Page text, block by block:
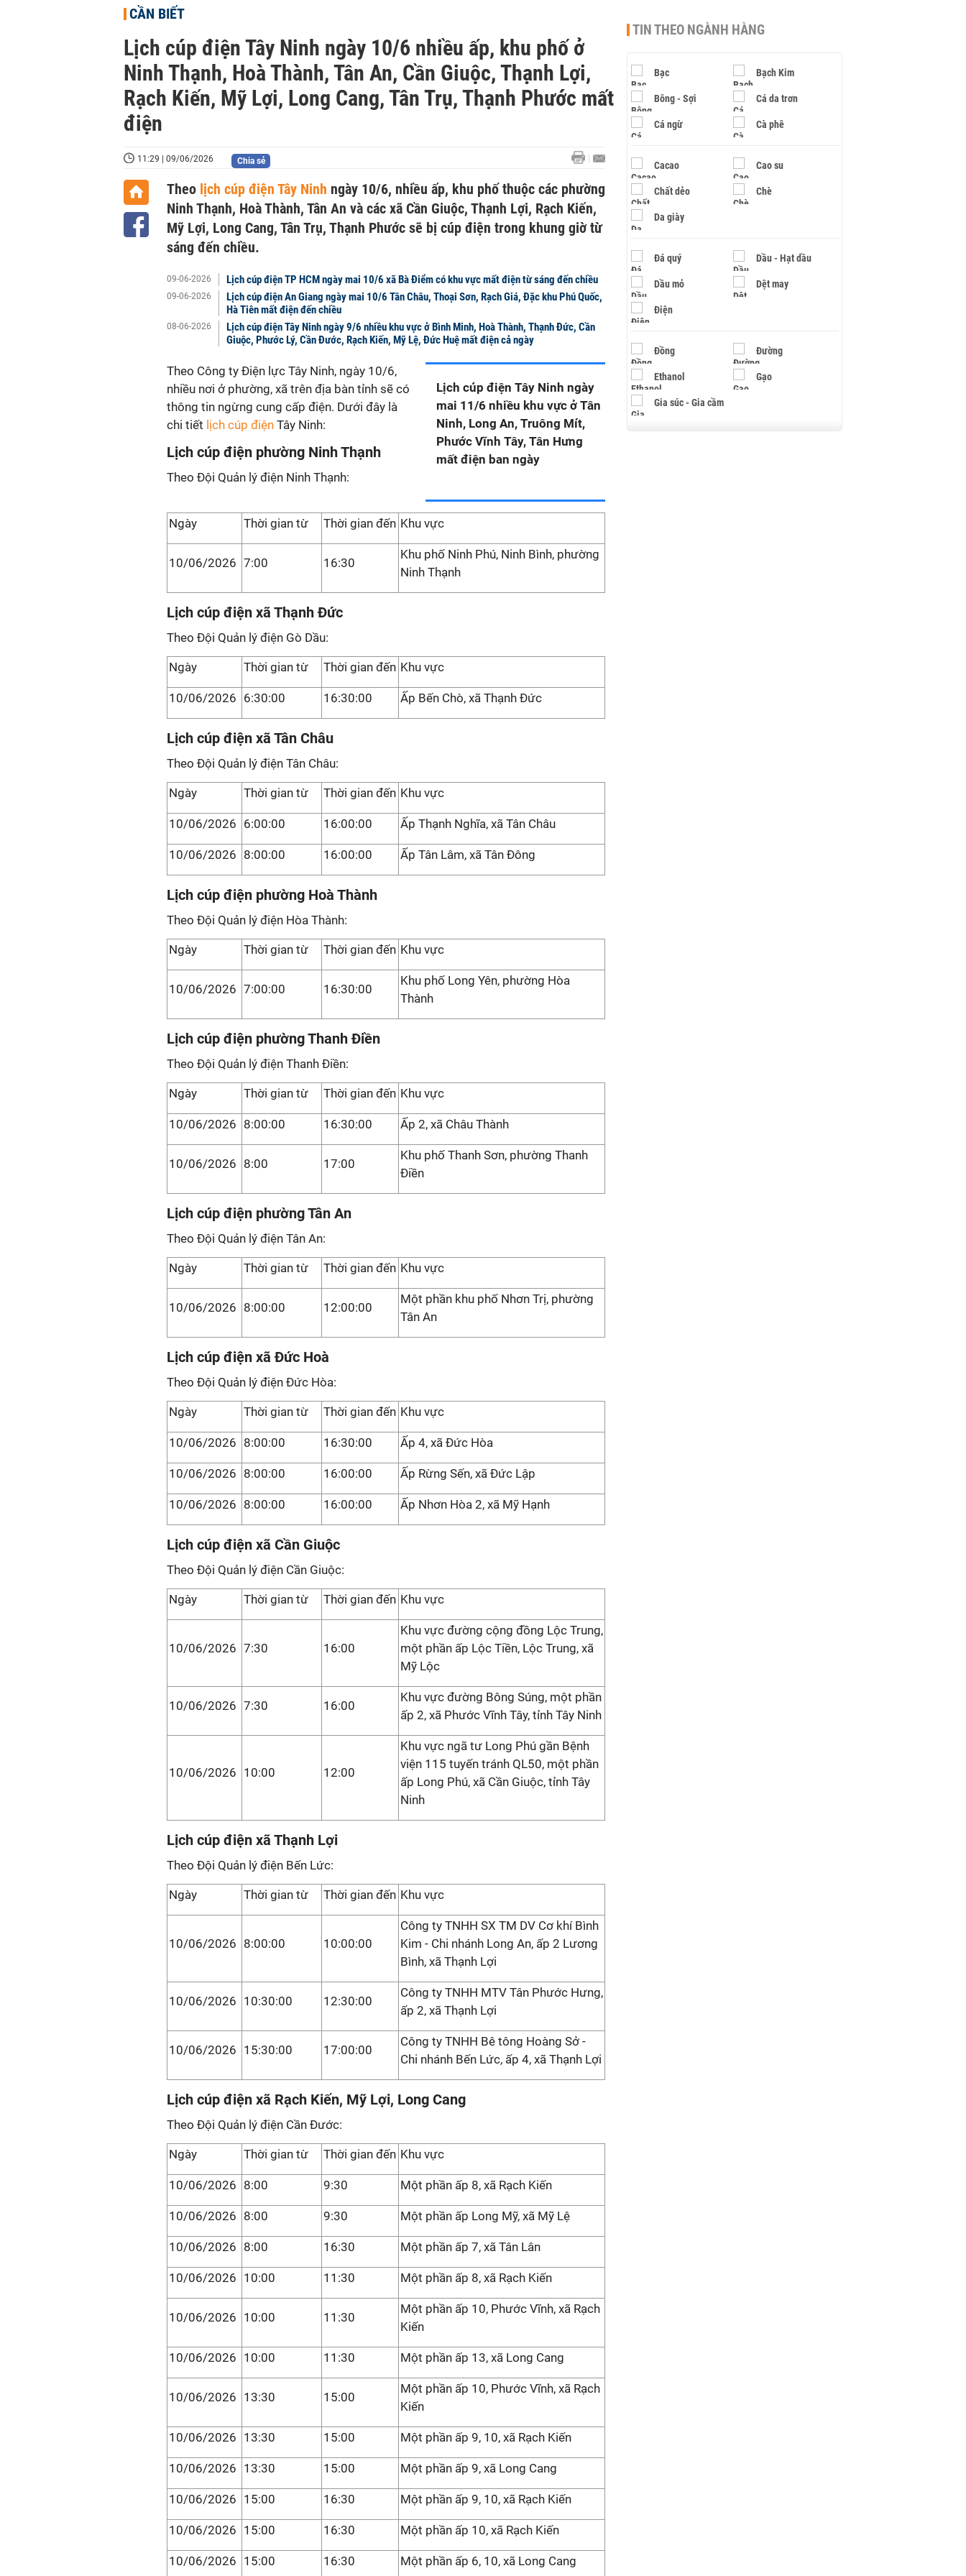
CẦN BIẾT
Lịch cúp điện Tây Ninh ngày 10/6 nhiều ấp, khu phố ở
Ninh Thạnh, Hoà Thành, Tân An, Cần Giuộc, Thạnh Lợi,
Rạch Kiến, Mỹ Lợi, Long Cang, Tân Trụ, Thạnh Phước mất
điện
11:29 | 09/06/2026 Chia sẻ
Theo lịch cúp điện Tây Ninh ngày 10/6, nhiều ấp, khu phố thuộc các phường
Ninh Thạnh, Hoà Thành, Tân An và các xã Cần Giuộc, Thạnh Lợi, Rạch Kiến,
Mỹ Lợi, Long Cang, Tân Trụ, Thạnh Phước sẽ bị cúp điện trong khung giờ từ
sáng đến chiều.
09-06-2026 Lịch cúp điện TP HCM ngày mai 10/6 xã Bà Điểm có khu vực mất điện từ sáng đến chiều
09-06-2026
Lịch cúp điện An Giang ngày mai 10/6 Tân Châu, Thoại Sơn, Rạch Giá, Đặc khu Phú Quốc,
Hà Tiên mất điện đến chiều
08-06-2026
Lịch cúp điện Tây Ninh ngày 9/6 nhiều khu vực ở Bình Minh, Hoà Thành, Thạnh Đức, Cần
Giuộc, Phước Lý, Cần Đước, Rạch Kiến, Mỹ Lệ, Đức Huệ mất điện cả ngày
Lịch cúp điện Tây Ninh ngày
mai 11/6 nhiều khu vực ở Tân
Ninh, Long An, Truông Mít,
Phước Vĩnh Tây, Tân Hưng
mất điện ban ngày
Theo Công ty Điện lực Tây Ninh, ngày 10/6,
nhiều nơi ở phường, xã trên địa bàn tỉnh sẽ có
thông tin ngừng cung cấp điện. Dưới đây là
chi tiết lịch cúp điện Tây Ninh:
Lịch cúp điện phường Ninh Thạnh
Theo Đội Quản lý điện Ninh Thạnh:
Ngày Thời gian từ Thời gian đến Khu vực
10/06/2026 7:00 16:30
Khu phố Ninh Phú, Ninh Bình, phường
Ninh Thạnh
Lịch cúp điện xã Thạnh Đức
Theo Đội Quản lý điện Gò Dầu:
Ngày Thời gian từ Thời gian đến Khu vực
10/06/2026 6:30:00 16:30:00 Ấp Bến Chò, xã Thạnh Đức
Lịch cúp điện xã Tân Châu
Theo Đội Quản lý điện Tân Châu:
Ngày Thời gian từ Thời gian đến Khu vực
10/06/2026 6:00:00 16:00:00 Ấp Thạnh Nghĩa, xã Tân Châu
10/06/2026 8:00:00 16:00:00 Ấp Tân Lâm, xã Tân Đông
Lịch cúp điện phường Hoà Thành
Theo Đội Quản lý điện Hòa Thành:
Ngày Thời gian từ Thời gian đến Khu vực
10/06/2026 7:00:00 16:30:00
Khu phố Long Yên, phường Hòa
Thành
Lịch cúp điện phường Thanh Điền
Theo Đội Quản lý điện Thanh Điền:
Ngày Thời gian từ Thời gian đến Khu vực
10/06/2026 8:00:00 16:30:00 Ấp 2, xã Châu Thành
10/06/2026 8:00 17:00
Khu phố Thanh Sơn, phường Thanh
Điền
Lịch cúp điện phường Tân An
Theo Đội Quản lý điện Tân An:
Ngày Thời gian từ Thời gian đến Khu vực
10/06/2026 8:00:00 12:00:00
Một phần khu phố Nhơn Trị, phường
Tân An
Lịch cúp điện xã Đức Hoà
Theo Đội Quản lý điện Đức Hòa:
Ngày Thời gian từ Thời gian đến Khu vực
10/06/2026 8:00:00 16:30:00 Ấp 4, xã Đức Hòa
10/06/2026 8:00:00 16:00:00 Ấp Rừng Sến, xã Đức Lập
10/06/2026 8:00:00 16:00:00 Ấp Nhơn Hòa 2, xã Mỹ Hạnh
Lịch cúp điện xã Cần Giuộc
Theo Đội Quản lý điện Cần Giuộc:
Ngày Thời gian từ Thời gian đến Khu vực
10/06/2026 7:30 16:00
Khu vực đường cộng đồng Lộc Trung,
một phần ấp Lộc Tiền, Lộc Trung, xã
Mỹ Lộc
10/06/2026 7:30 16:00
Khu vực đường Bông Súng, một phần
ấp 2, xã Phước Vĩnh Tây, tỉnh Tây Ninh
10/06/2026 10:00 12:00
Khu vực ngã tư Long Phú gần Bệnh
viện 115 tuyến tránh QL50, một phần
ấp Long Phú, xã Cần Giuộc, tỉnh Tây
Ninh
Lịch cúp điện xã Thạnh Lợi
Theo Đội Quản lý điện Bến Lức:
Ngày Thời gian từ Thời gian đến Khu vực
10/06/2026 8:00:00 10:00:00
Công ty TNHH SX TM DV Cơ khí Bình
Kim - Chi nhánh Long An, ấp 2 Lương
Bình, xã Thạnh Lợi
10/06/2026 10:30:00 12:30:00
Công ty TNHH MTV Tân Phước Hưng,
ấp 2, xã Thạnh Lợi
10/06/2026 15:30:00 17:00:00
Công ty TNHH Bê tông Hoàng Sở -
Chi nhánh Bến Lức, ấp 4, xã Thạnh Lợi
Lịch cúp điện xã Rạch Kiến, Mỹ Lợi, Long Cang
Theo Đội Quản lý điện Cần Đước:
Ngày Thời gian từ Thời gian đến Khu vực
10/06/2026 8:00 9:30 Một phần ấp 8, xã Rạch Kiến
10/06/2026 8:00 9:30 Một phần ấp Long Mỹ, xã Mỹ Lệ
10/06/2026 8:00 16:30 Một phần ấp 7, xã Tân Lân
10/06/2026 10:00 11:30 Một phần ấp 8, xã Rạch Kiến
10/06/2026 10:00 11:30
Một phần ấp 10, Phước Vĩnh, xã Rạch
Kiến
10/06/2026 10:00 11:30 Một phần ấp 13, xã Long Cang
10/06/2026 13:30 15:00
Một phần ấp 10, Phước Vĩnh, xã Rạch
Kiến
10/06/2026 13:30 15:00 Một phần ấp 9, 10, xã Rạch Kiến
10/06/2026 13:30 15:00 Một phần ấp 9, xã Long Cang
10/06/2026 15:00 16:30 Một phần ấp 9, 10, xã Rạch Kiến
10/06/2026 15:00 16:30 Một phần ấp 10, xã Rạch Kiến
10/06/2026 15:00 16:30 Một phần ấp 6, 10, xã Long Cang
TIN THEO NGÀNH HÀNG
Bạc Bạch Kim
Bông - Sợi Cá da trơn
Cá ngừ Cà phê
Cacao Cao su
Chất dẻo Chè
Da giày
Đá quý Dầu - Hạt dầu
Dầu mỏ Dệt may
Điện
Đồng Đường
Ethanol Gạo
Gia súc - Gia cầm